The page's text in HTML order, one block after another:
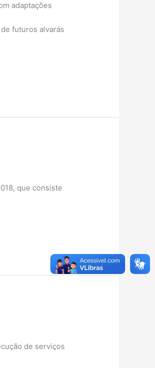
adaptações
futuros alvarás
que consiste
de serviços